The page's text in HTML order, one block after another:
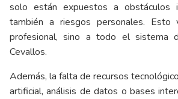
solo están expuestos a obstáculos
también a riesgos personales.
profesional, sino a todo el sistema
Cevallos.
Además, la falta de recursos
artificial, análisis de datos o bases